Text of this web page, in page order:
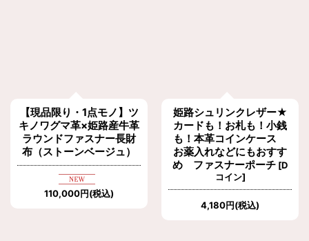
【現品限り・1点モノ】ツ
キノワグマ革×姫路産牛革
ラウンドファスナー長財
布（ストーンベージュ）
110,000円(税込)
姫路シュリンクレザー★
カードも！お札も！小銭
も！本革コインケース
お薬入れなどにもおすす
め ファスナーポーチ [D
コイン]
4,180円(税込)